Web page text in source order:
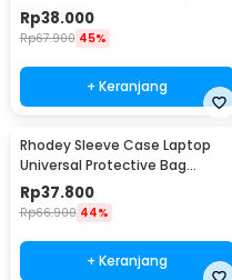
Neoprene with Pouch 11 Inch -
AK03
Rp38.000
Rp67.900 45%
+ Keranjang
Rhodey Sleeve Case Laptop
Universal Protective Bag
Neoprene with Pouch 13 Inch -
AK03
Rp37.800
Rp66.900 44%
+ Keranjang